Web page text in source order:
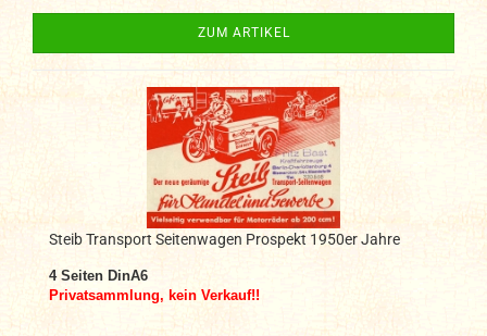
ZUM ARTIKEL
Steib Transport Seitenwagen Prospekt 1950er Jahre
4 Seiten DinA6
Privatsammlung, kein Verkauf!!